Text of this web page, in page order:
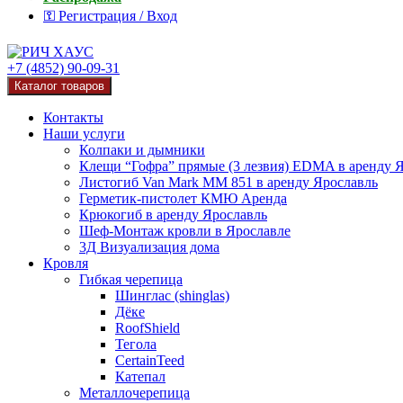
⚿ Регистрация / Вход
+7 (4852) 90-09-31
Каталог товаров
Контакты
Наши услуги
Колпаки и дымники
Клещи “Гофра” прямые (3 лезвия) EDMA в аренду
Листогиб Van Mark MM 851 в аренду Ярославль
Герметик-пистолет КМЮ Аренда
Крюкогиб в аренду Ярославль
Шеф-Монтаж кровли в Ярославле
3Д Визуализация дома
Кровля
Гибкая черепица
Шинглас (shinglas)
Дёке
RoofShield
Тегола
CertainTeed
Катепал
Металлочерепица